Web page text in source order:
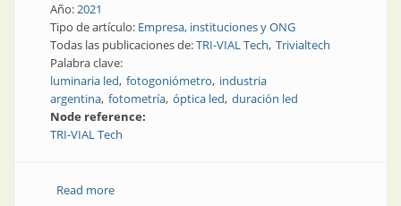
Año:2021
Tipo de artículo: Empresa, instituciones y ONG
Todas las publicaciones de:TRI-VIAL Tech Trivialtech
Palabra clave:
luminaria led fotogoniómetro industria
argentina fotometría óptica led duración led
Node reference:
TRI-VIAL Tech
Read moreabout En qué consiste ofrecer tecnología led